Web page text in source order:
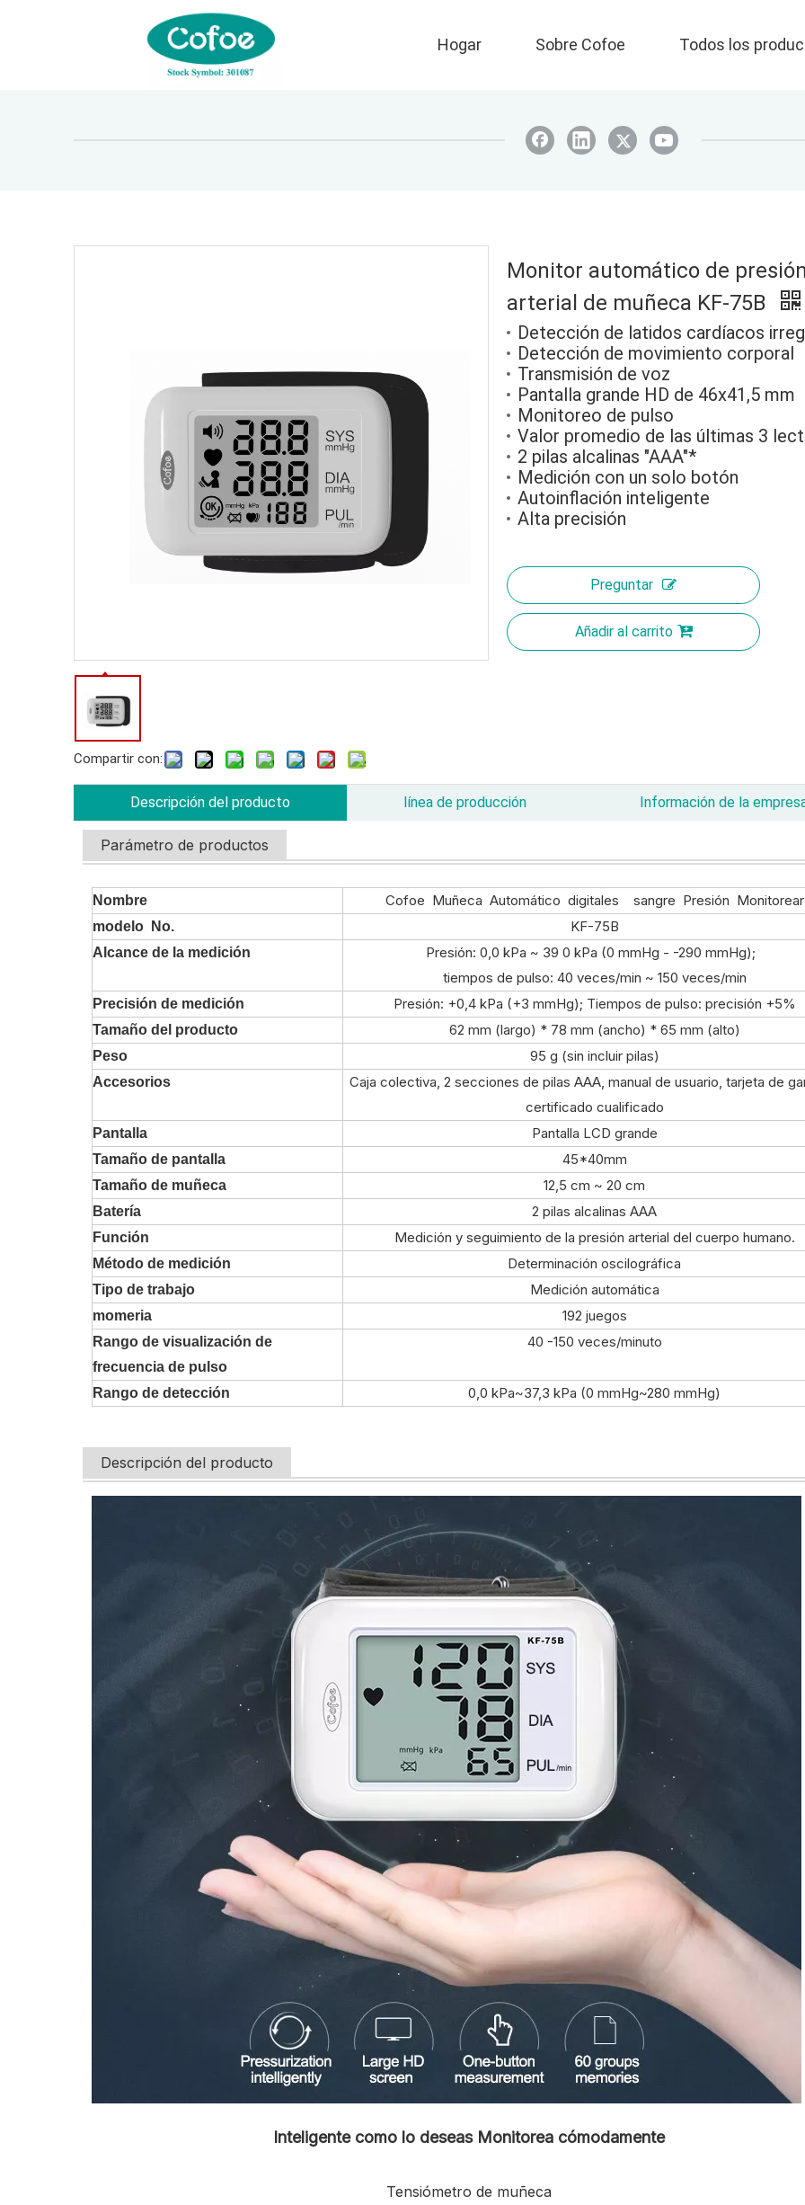
Hogar Sobre Cofoe Todos los
Compartir con:
Monitor automático de presión
arterial de muñeca KF-75B
Detección de latidos cardíacos
Detección de movimiento corporal
Transmisión de voz
Pantalla grande HD de 46x41,5 mm
Monitoreo de pulso
Valor promedio de las últimas 3
2 pilas alcalinas "AAA"*
Medición con un solo botón
Autoinflación inteligente
Alta precisión
Preguntar
Añadir al carrito
Descripción del producto línea de producción Información de la
Parámetro de productos
Nombre Cofoe Muñeca Automático digitales sangre Presión Monitorear
modelo No. KF-75B
Alcance de la medición
Presión: 0,0 kPa ~ 39 0 kPa (0 mmHg - -290 mmHg);
tiempos de pulso: 40 veces/min ~ 150 veces/min
Precisión de medición Presión: +0,4 kPa (+3 mmHg); Tiempos de pulso: precisión +5%
Tamaño del producto 62 mm (largo) * 78 mm (ancho) * 65 mm (alto)
Peso 95 g (sin incluir pilas)
Accesorios
Caja colectiva, 2 secciones de pilas AAA, manual de usuario, tarjeta de
certificado cualificado
Pantalla Pantalla LCD grande
Tamaño de pantalla 45*40mm
Tamaño de muñeca 12,5 cm ~ 20 cm
Batería 2 pilas alcalinas AAA
Función Medición y seguimiento de la presión arterial del cuerpo humano.
Método de medición Determinación oscilográfica
Tipo de trabajo Medición automática
momeria 192 juegos
Rango de visualización de
frecuencia de pulso
40 -150 veces/minuto
Rango de detección 0,0 kPa~37,3 kPa (0 mmHg~280 mmHg)
Descripción del producto
Inteligente como lo deseas Monitorea cómodamente
Tensiómetro de muñeca